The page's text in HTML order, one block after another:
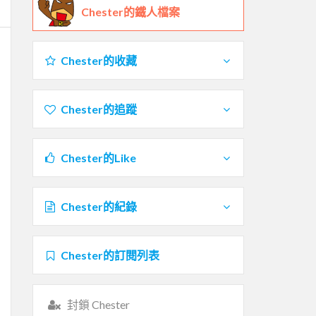
Chester的鐵人檔案
Chester的收藏
Chester的追蹤
Chester的Like
Chester的紀錄
Chester的訂閱列表
封鎖 Chester